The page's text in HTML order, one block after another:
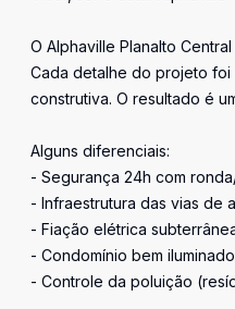
O Alphaville Planalto
Cada detalhe do projeto
construtiva. O resultado é
Alguns diferenciais:
- Segurança 24h com
- Infraestrutura das vias de
- Fiação elétrica
- Condomínio bem
- Controle da poluição